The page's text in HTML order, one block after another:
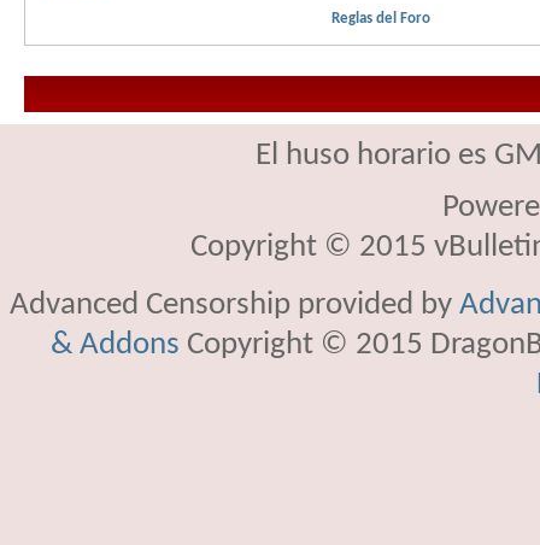
Reglas del Foro
El huso horario es
Copyright © 2015
Advanced Censorship provided by
& Addons Copyright © 2015